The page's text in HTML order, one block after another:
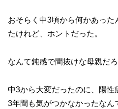
おそらく中3頃から何かあっ
たけれど、ホントだった。
なんて鈍感で間抜けな母親だろ
中3から大変だったのに、陽性
3年間も気がつかなかったなん